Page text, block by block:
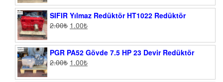
SIFIR Yılmaz Redüktör HT1022 Redüktör
2.00₺ 1.00₺
PGR PA52 Gövde 7.5 HP 23 Devir Redüktör
2.00₺ 1.00₺